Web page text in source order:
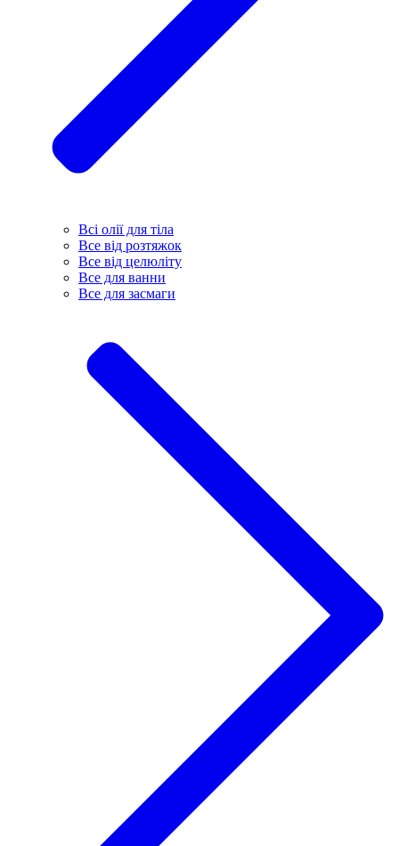
Всі олії для тіла
Все від розтяжок
Все від целюліту
Все для ванни
Все для засмаги